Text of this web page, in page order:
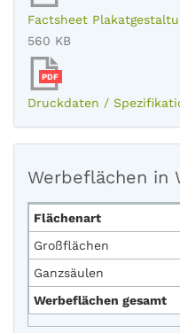
Factsheet
560 KB
PDF
Druckdaten /
Werbeflächen in
Flächenart
Großflächen
Ganzsäulen
Werbeflächen gesamt